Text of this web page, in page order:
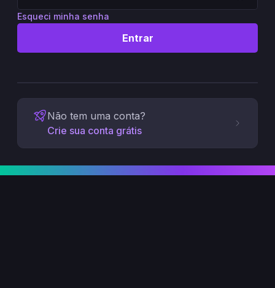
Esqueci minha senha
Entrar
Não tem uma conta?
Crie sua conta grátis